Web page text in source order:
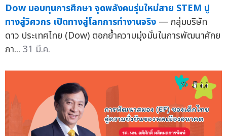
Dow มอบทุนการศึกษา จุดพลังคนรุ่นใหม่สาย STEM ปู
ทางสู่วิศวกร เปิดทางสู่โลกการทำงานจริง — กลุ่มบริษัท
ดาว ประเทศไทย (Dow) ตอกย้ำความมุ่งมั่นในการพัฒนาศักย
ภา... 31 มี.ค.